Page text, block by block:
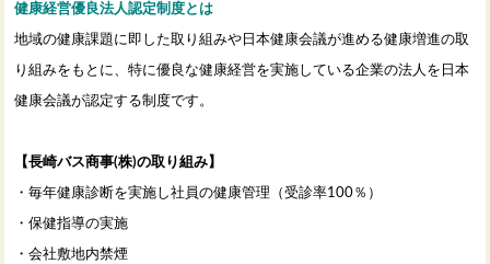
健康経営優良法人認定制度とは
地域の健康課題に即した取り組みや日本健康会議が進める健康増進の取
り組みをもとに、特に優良な健康経営を実施している企業の法人を日本
健康会議が認定する制度です。
【長崎バス商事(株)の取り組み】
・毎年健康診断を実施し社員の健康管理（受診率100％）
・保健指導の実施
・会社敷地内禁煙